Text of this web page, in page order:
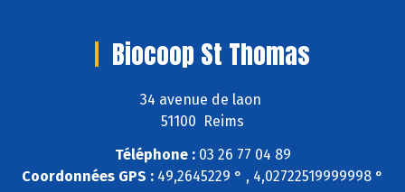
Biocoop St Thomas
34 avenue de laon
51100 Reims
Téléphone :03 26 77 04 89
Coordonnées GPS : 49,2645229 ° , 4,02722519999998 °